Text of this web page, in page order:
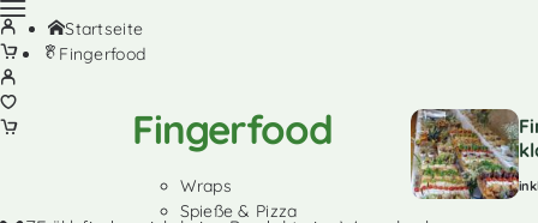
Startseite
Fingerfood
Fingerfood
Wraps
Spieße & Pizza